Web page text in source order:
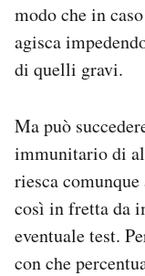
modo che in
agisca
di quelli gravi.
Ma può
immunitario di
riesca
così in fretta da
eventuale test.
con che